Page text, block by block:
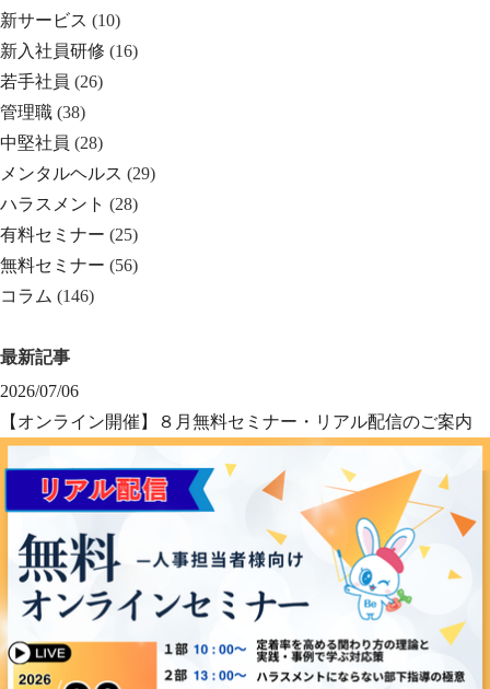
新サービス (10)
新入社員研修 (16)
若手社員 (26)
管理職 (38)
中堅社員 (28)
メンタルヘルス (29)
ハラスメント (28)
有料セミナー (25)
無料セミナー (56)
コラム (146)
最新記事
2026/07/06
【オンライン開催】８月無料セミナー・リアル配信のご案内